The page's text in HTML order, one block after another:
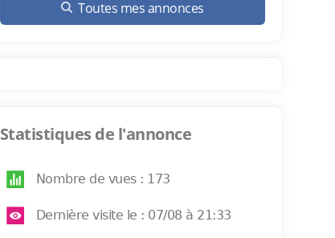
Toutes mes annonces
Statistiques de l'annonce
Nombre de vues : 173
Dernière visite le : 07/08 à 21:33